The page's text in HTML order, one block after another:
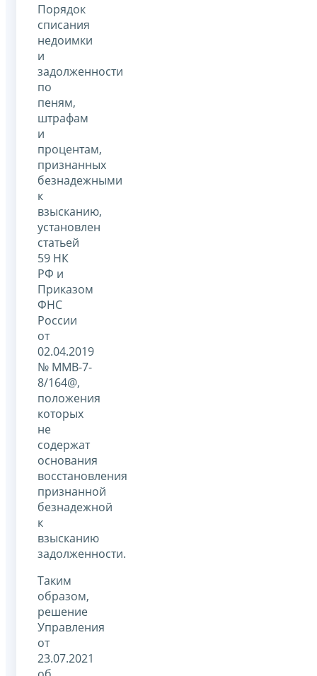
Порядок
списания
недоимки
и
задолженности
по
пеням,
штрафам
и
процентам,
признанных
безнадежными
к
взысканию,
установлен
статьей
59 НК
РФ и
Приказом
ФНС
России
от
02.04.2019
№ ММВ-7-
8/164@,
положения
которых
не
содержат
основания
восстановления
признанной
безнадежной
к
взысканию
задолженности.
Таким
образом,
решение
Управления
от
23.07.2021